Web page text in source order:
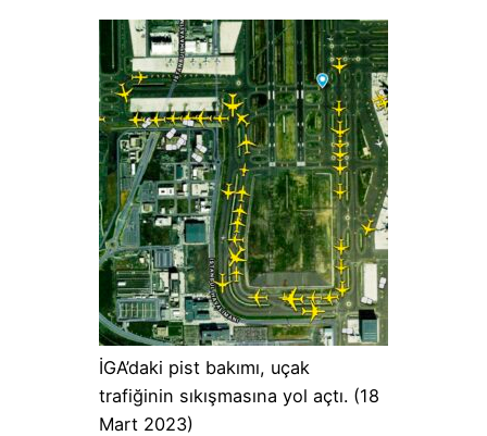
İGA’daki pist bakımı, uçak
trafiğinin sıkışmasına yol açtı. (18
Mart 2023)